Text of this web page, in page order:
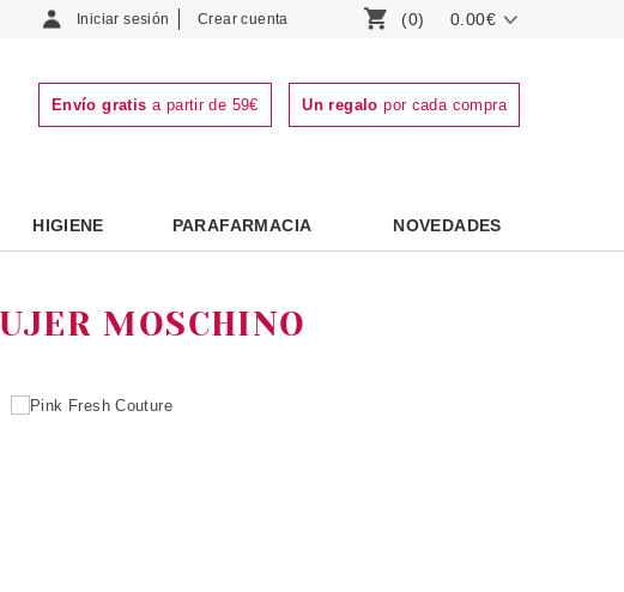
Iniciar sesión Crear cuenta (0) 0.00€
Envío gratis a partir de 59€ Un regalo por cada compra
HIGIENE PARAFARMACIA NOVEDADES
MOSCHINO